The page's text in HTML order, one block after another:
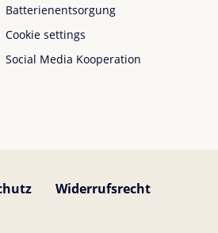
Batterienentsorgung
Cookie settings
Social Media Kooperation
Widerrufsrecht